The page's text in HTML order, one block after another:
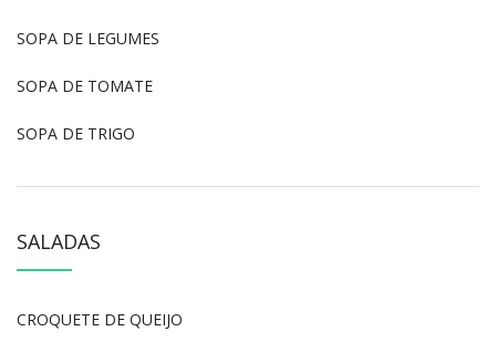
SOPA DE LEGUMES
SOPA DE TOMATE
SOPA DE TRIGO
SALADAS
CROQUETE DE QUEIJO